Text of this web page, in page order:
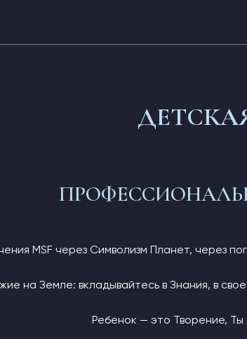
MSF через Символизм Планет, через
на Земле: вкладывайтесь в Знания, в
Ребенок — это Творение, Ты